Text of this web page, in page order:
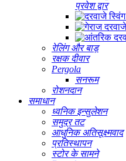
प्रवेश द्वार
रेलिंग और बाड़
रक्षक दीवार
Pergola
सनरूम
रोशनदान
समाधान
ध्वनिक इन्सुलेशन
समुद्र तट
आधुनिक अतिसूक्ष्मवाद
प्रतिस्थापन
स्टोर के सामने